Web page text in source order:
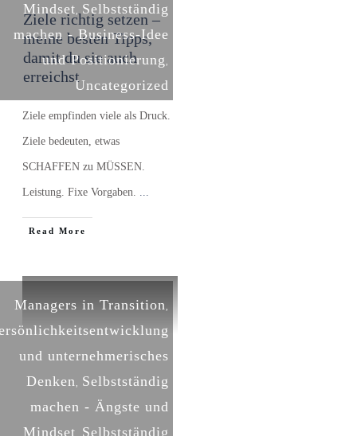
Mindset Selbstständig
machen - Business-Idee
und Positionierung
Uncategorized
Ziele richtig setzen –
meine besten Tipps,
damit du sie auch
erreichst
Ziele empfinden viele als Druck.
Ziele bedeuten, etwas
SCHAFFEN zu MÜSSEN.
Leistung. Fixe Vorgaben. ...
​Read More
Managers in Transition
und unternehmerisches
Denken Selbstständig
machen - Ängste und
Mindset Selbstständig